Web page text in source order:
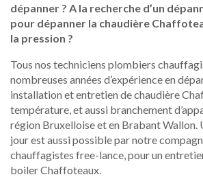
dépanner ? A la recherche d’un
pour dépanner la chaudière
la pression ?
Tous nos techniciens plombiers
nombreuses années d’expérience en
installation et entretien de chaudière
température, et aussi branchement
région Bruxelloise et en Brabant Wallon.
jour est aussi possible par notre
chauffagistes free-lance, pour un
boiler Chaffoteaux.